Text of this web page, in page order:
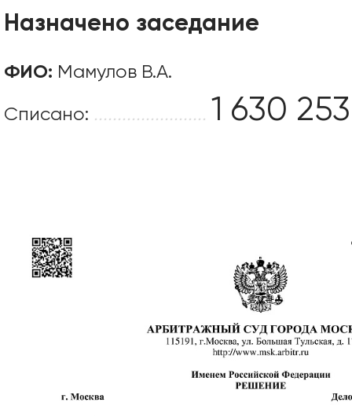
Назначено заседание
ФИО: Мамулов В.А.
Списано: ........................ 1 630